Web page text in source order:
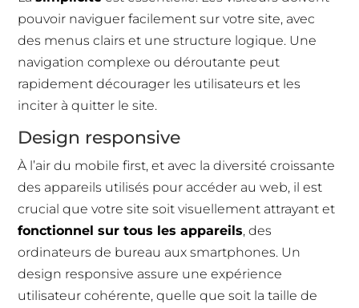
pouvoir naviguer facilement sur votre site, avec
des menus clairs et une structure logique. Une
navigation complexe ou déroutante peut
rapidement décourager les utilisateurs et les
inciter à quitter le site.
Design responsive
À l’air du mobile first, et avec la diversité croissante
des appareils utilisés pour accéder au web, il est
crucial que votre site soit visuellement attrayant et
fonctionnel sur tous les appareils, des
ordinateurs de bureau aux smartphones. Un
design responsive assure une expérience
utilisateur cohérente, quelle que soit la taille de